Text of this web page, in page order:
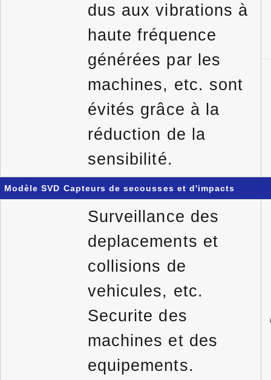
dus aux vibrations à
haute fréquence
générées par les
machines, etc. sont
évités grâce à la
réduction de la
sensibilité.
Modèle SVD Capteurs de secousses et d'impacts
Surveillance des
deplacements et
collisions de
vehicules, etc.
Securite des
machines et des
equipements.